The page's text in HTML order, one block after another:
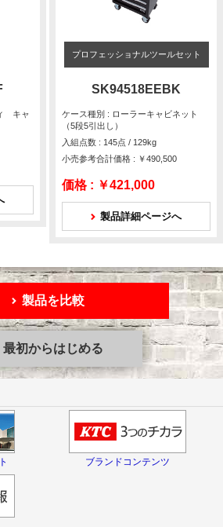
キャ
プロフェッショナルツールセット
SK94518EEBK
ケース種別 : ローラーキャビネット
（5段5引出し）
入組点数 : 145点 / 129kg
小売参考合計価格 : ￥490,500
価格 : ￥421,000
製品詳細ページへ
製品を比較
最初からはじめる
ブランドコンテンツ